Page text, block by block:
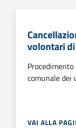
volontari
comunale dei
VAI ALLA